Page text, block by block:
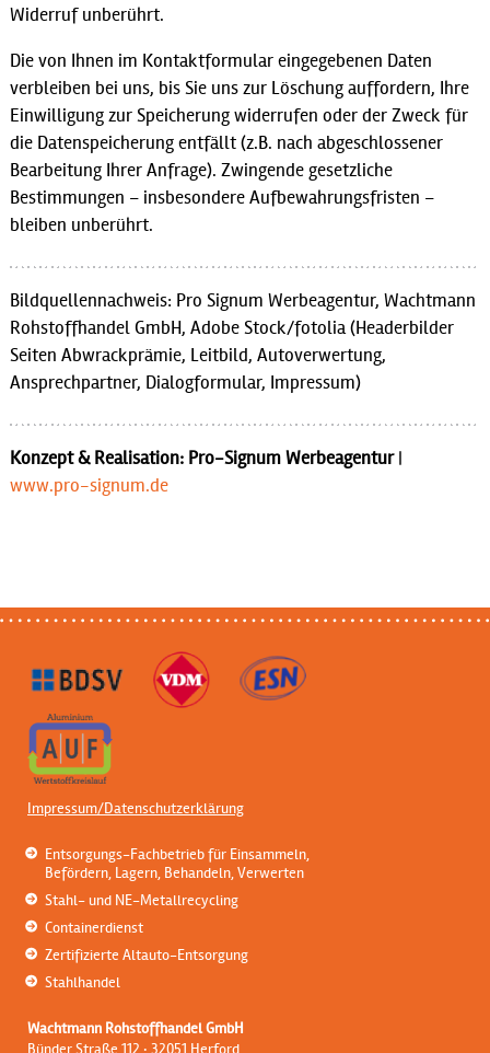
Widerruf unberührt.
Die von Ihnen im Kontaktformular eingegebenen Daten
verbleiben bei uns, bis Sie uns zur Löschung auffordern, Ihre
Einwilligung zur Speicherung widerrufen oder der Zweck für
die Datenspeicherung entfällt (z.B. nach abgeschlossener
Bearbeitung Ihrer Anfrage). Zwingende gesetzliche
Bestimmungen – insbesondere Aufbewahrungsfristen –
bleiben unberührt.
Bildquellennachweis: Pro Signum Werbeagentur, Wachtmann
Rohstoffhandel GmbH, Adobe Stock/fotolia (Headerbilder
Seiten Abwrackprämie, Leitbild, Autoverwertung,
Ansprechpartner, Dialogformular, Impressum)
Konzept & Realisation: Pro-Signum Werbeagentur|
www.pro-signum.de
Impressum/Datenschutzerklärung
Entsorgungs-Fachbetrieb für Einsammeln,
Befördern, Lagern, Behandeln, Verwerten
Stahl- und NE-Metallrecycling
Containerdienst
Zertifizierte Altauto-Entsorgung
Stahlhandel
Wachtmann Rohstoffhandel GmbH
Bünder Straße 112 · 32051 Herford